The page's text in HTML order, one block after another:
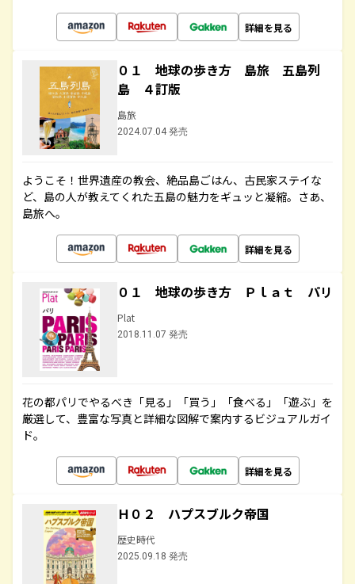
詳細を見る
０１ 地球の歩き方 島旅 五島列
島 ４訂版
島旅
2024.07.04 発売
ようこそ！世界遺産の教会、絶品島ごはん、古民家ステイな
ど、島の人が教えてくれた五島の魅力をギュッと凝縮。さあ、
島旅へ。
詳細を見る
０１ 地球の歩き方 Ｐｌａｔ パリ
Plat
2018.11.07 発売
花の都パリでやるべき「見る」「買う」「食べる」「遊ぶ」を
厳選して、豊富な写真と詳細な図解で案内するビジュアルガイ
ド。
詳細を見る
Ｈ０２ ハプスブルク帝国
歴史時代
2025.09.18 発売